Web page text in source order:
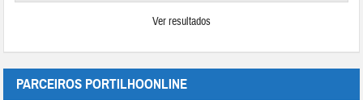
Ver resultados
PARCEIROS PORTILHOONLINE